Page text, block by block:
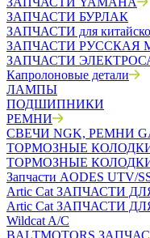
ЗАПЧАСТИ БУРЛАК
ЗАПЧАСТИ для
ЗАПЧАСТИ РУССКАЯ
ЗАПЧАСТИ
Капролоновые детали
ЛАМПЫ
ПОДШИПНИКИ
РЕМНИ
СВЕЧИ NGK, РЕМНИ
ТОРМОЗНЫЕ КОЛОДКИ
ТОРМОЗНЫЕ
Запчасти AODES UTV/
Artic Cat ЗАПЧАСТИ
Artic Cat ЗАПЧАСТИ
Wildcat A/C
BALTMOTORS